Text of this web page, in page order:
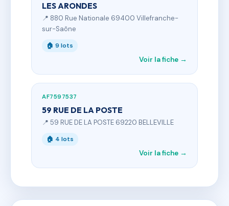
LES ARONDES
📍 880 Rue Nationale 69400 Villefranche-
sur-Saône
🏠 9 lots
Voir la fiche →
AF7597537
59 RUE DE LA POSTE
📍 59 RUE DE LA POSTE 69220 BELLEVILLE
🏠 4 lots
Voir la fiche →